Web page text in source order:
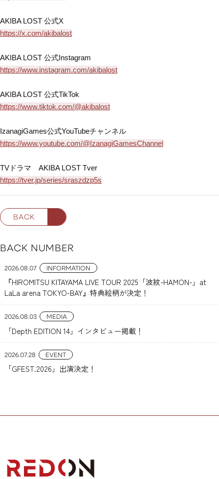
AKIBA LOST 公式X
https://x.com/akibalost
AKIBA LOST 公式Instagram
https://www.instagram.com/akibalost
AKIBA LOST 公式TikTok
https://www.tiktok.com/@akibalost
IzanagiGames公式YouTubeチャンネル
https://www.youtube.com/@IzanagiGamesChannel
TVドラマ AKIBA LOST Tver
https://tver.jp/series/sraszdzp5s
BACK
BACK NUMBER
2026.08.07 INFORMATION
『HIROMITSU KITAYAMA LIVE TOUR 2025「波紋-HAMON-」at
LaLa arena TOKYO-BAY』特典絵柄が決定！
2026.08.03 MEDIA
「Depth EDITION 14」インタビュー掲載！
2026.07.28 EVENT
「GFEST.2026」出演決定！